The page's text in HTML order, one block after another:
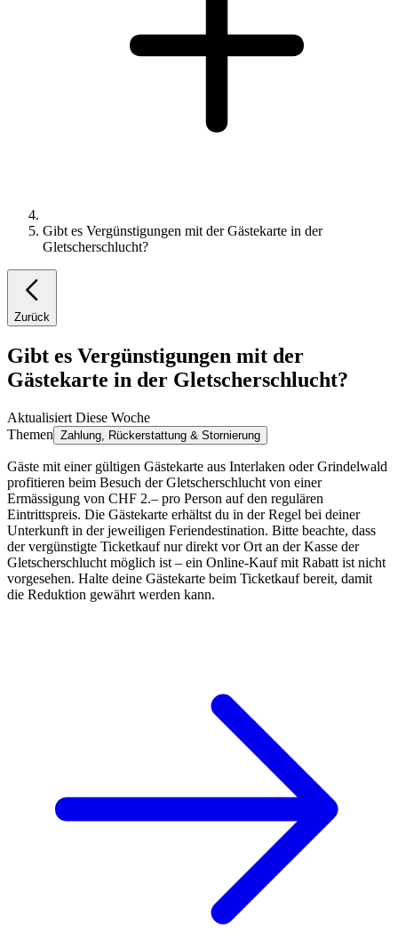
Gibt es Vergünstigungen mit der Gästekarte in der
Gletscherschlucht?
Zurück
Gibt es Vergünstigungen mit der
Gästekarte in der Gletscherschlucht?
Aktualisiert Diese Woche
Themen Zahlung, Rückerstattung & Stornierung
Gäste mit einer gültigen Gästekarte aus Interlaken oder Grindelwald
profitieren beim Besuch der Gletscherschlucht von einer
Ermässigung von CHF 2.– pro Person auf den regulären
Eintrittspreis. Die Gästekarte erhältst du in der Regel bei deiner
Unterkunft in der jeweiligen Feriendestination. Bitte beachte, dass
der vergünstigte Ticketkauf nur direkt vor Ort an der Kasse der
Gletscherschlucht möglich ist – ein Online-Kauf mit Rabatt ist nicht
vorgesehen. Halte deine Gästekarte beim Ticketkauf bereit, damit
die Reduktion gewährt werden kann.